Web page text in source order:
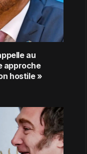
au
approche
hostile »